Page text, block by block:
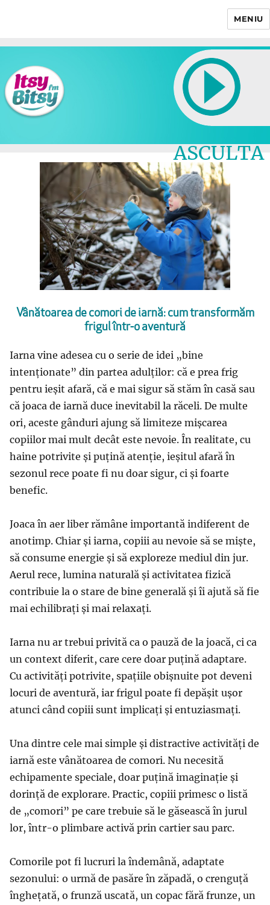
MENIU
ASCULTA
LIVE
Vânătoarea de comori de iarnă: cum transformăm
frigul într-o aventură
Iarna vine adesea cu o serie de idei „bine
intenționate” din partea adulților: că e prea frig
pentru ieșit afară, că e mai sigur să stăm în casă sau
că joaca de iarnă duce inevitabil la răceli. De multe
ori, aceste gânduri ajung să limiteze mișcarea
copiilor mai mult decât este nevoie. În realitate, cu
haine potrivite și puțină atenție, ieșitul afară în
sezonul rece poate fi nu doar sigur, ci și foarte
benefic.
Joaca în aer liber rămâne importantă indiferent de
anotimp. Chiar și iarna, copiii au nevoie să se miște,
să consume energie și să exploreze mediul din jur.
Aerul rece, lumina naturală și activitatea fizică
contribuie la o stare de bine generală și îi ajută să fie
mai echilibrați și mai relaxați.
Iarna nu ar trebui privită ca o pauză de la joacă, ci ca
un context diferit, care cere doar puțină adaptare.
Cu activități potrivite, spațiile obișnuite pot deveni
locuri de aventură, iar frigul poate fi depășit ușor
atunci când copiii sunt implicați și entuziasmați.
Una dintre cele mai simple și distractive activități de
iarnă este vânătoarea de comori. Nu necesită
echipamente speciale, doar puțină imaginație și
dorință de explorare. Practic, copiii primesc o listă
de „comori” pe care trebuie să le găsească în jurul
lor, într-o plimbare activă prin cartier sau parc.
Comorile pot fi lucruri la îndemână, adaptate
sezonului: o urmă de pasăre în zăpadă, o crenguță
înghețată, o frunză uscată, un copac fără frunze, un